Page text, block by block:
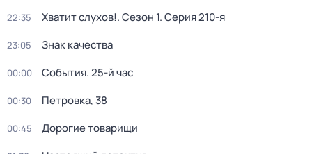
22:35 Хватит слухов!. Сезон 1. Серия 210-я
23:05 Знак качества
00:00 События. 25-й час
00:30 Петровка, 38
00:45 Дорогие товарищи